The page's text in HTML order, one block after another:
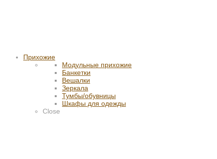
Прихожие
Модульные прихожие
Банкетки
Вешалки
Зеркала
Тумбы/обувницы
Шкафы для одежды
Close